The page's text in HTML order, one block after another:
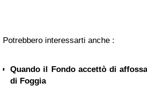
Potrebbero interessarti anche :
Quando il Fondo accettò di
di Foggia